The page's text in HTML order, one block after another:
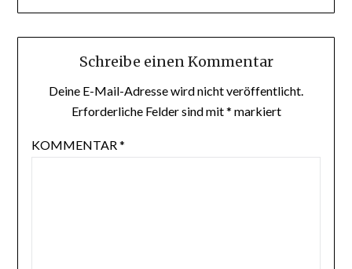
Schreibe einen Kommentar
Deine E-Mail-Adresse wird nicht veröffentlicht.
Erforderliche Felder sind mit* markiert
KOMMENTAR*